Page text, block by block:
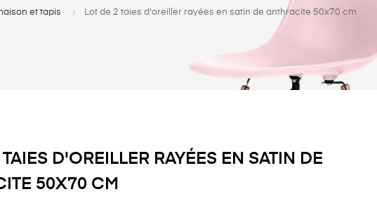
et tapis Lot de 2 taies d'oreiller rayées en satin de anthracite 50x70 cm
TAIES D'OREILLER RAYÉES EN SATIN DE
50X70 CM